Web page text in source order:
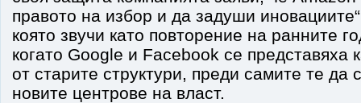
правото на избор и да задуши
която звучи като повторение на ранните
когато Google и Facebook се представяха
от старите структури, преди самите те да
новите центрове на власт.